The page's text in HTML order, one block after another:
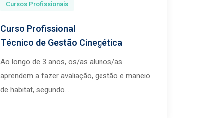
Cursos Profissionais
Curso Profissional
Técnico de Gestão Cinegética
Ao longo de 3 anos, os/as alunos/as
aprendem a fazer avaliação, gestão e maneio
de habitat, segundo...